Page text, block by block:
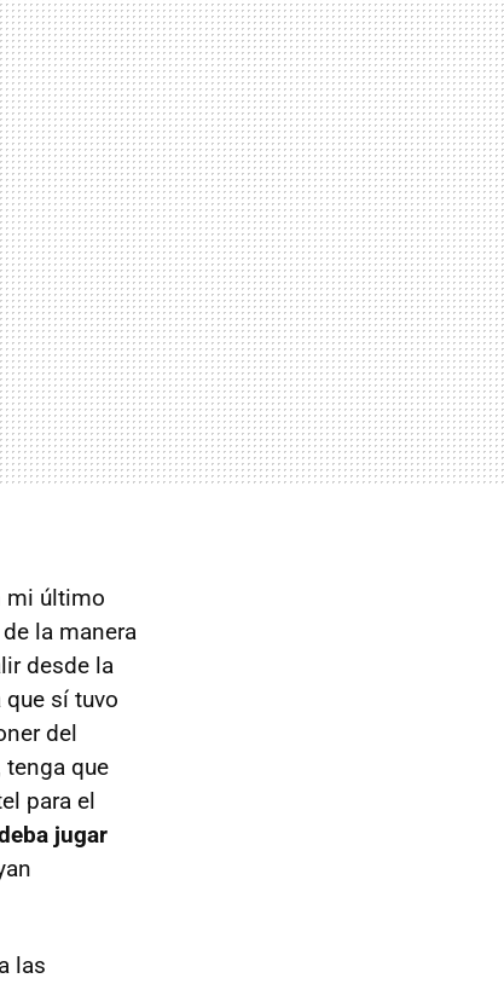
mi último
la manera
desde la
que sí tuvo
del
que
para el
jugar
las